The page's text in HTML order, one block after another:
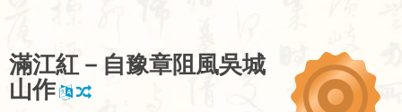
滿江紅 － 自豫章阻 風吳城
山作